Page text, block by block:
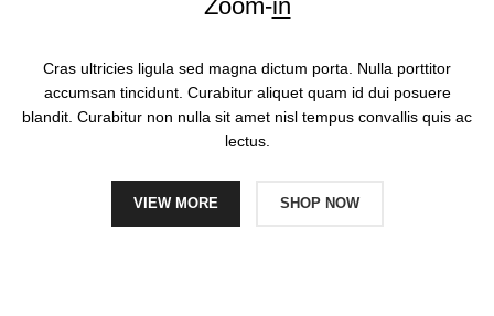
Zoom-in
Cras ultricies ligula sed magna dictum porta. Nulla porttitor
accumsan tincidunt. Curabitur aliquet quam id dui posuere
blandit. Curabitur non nulla sit amet nisl tempus convallis quis ac
lectus.
VIEW MORE SHOP NOW